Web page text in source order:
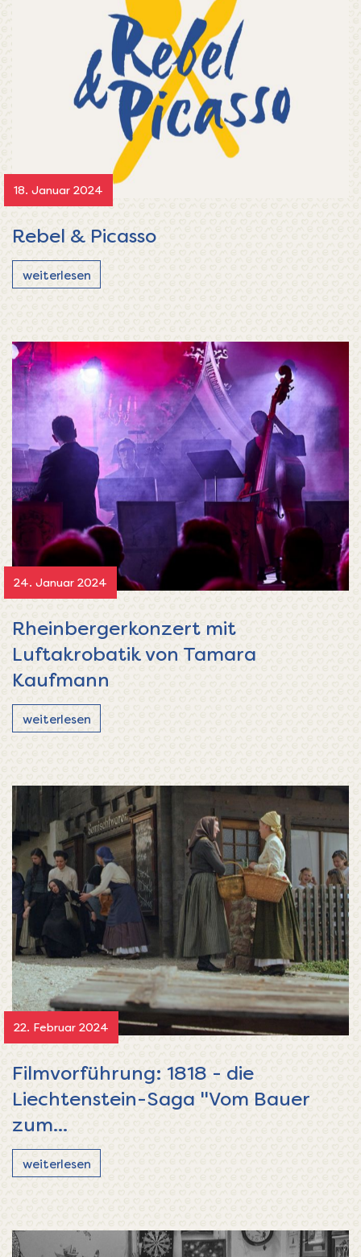
18. Januar 2024
Rebel & Picasso
weiterlesen
24. Januar 2024
Rheinbergerkonzert mit
Luftakrobatik von Tamara
Kaufmann
weiterlesen
22. Februar 2024
Filmvorführung: 1818 - die
Liechtenstein-Saga "Vom Bauer
zum...
weiterlesen